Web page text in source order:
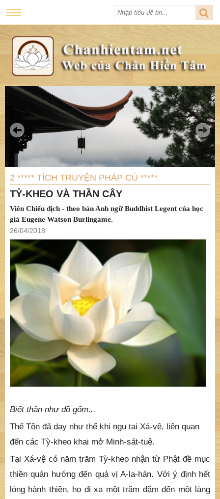
2 ***** TÍCH TRUYỆN PHÁP CÚ *****
TỶ-KHEO VÀ THẦN CÂY
Viên Chiếu dịch - theo bản Anh ngữ Buddhist Legent của học
giả Eugene Watson Burlingame.
26/04/2018
Biết thân như đồ gốm...
Thế Tôn đã dạy như thế khi ngụ tại Xá-vệ, liên quan
đến các Tỳ-kheo khai mở Minh-sát-tuệ.
Tại Xá-vệ có năm trăm Tỳ-kheo nhận từ Phật đề mục
thiền quán hướng đến quả vị A-la-hán. Với ý định hết
lòng hành thiền, họ đi xa một trăm dặm đến một làng